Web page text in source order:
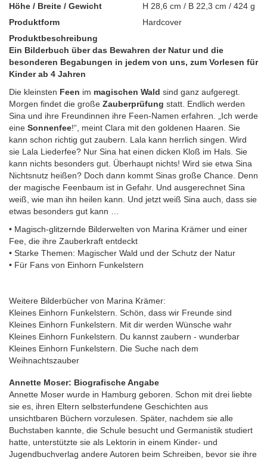
Höhe / Breite / Gewicht
H 28,6 cm / B 22,3 cm / 424 g
Produktform
Hardcover
Produktbeschreibung
Ein Bilderbuch über das Bewahren der Natur und die
besonderen Begabungen in jedem von uns, zum Vorlesen für
Kinder ab 4 Jahren
Die kleinsten Feen im magischen Wald sind ganz aufgeregt.
Morgen findet die große Zauberprüfung statt. Endlich werden
Sina und ihre Freundinnen ihre Feen-Namen erfahren. „Ich werde
eine Sonnenfee!“, meint Clara mit den goldenen Haaren. Sie
kann schon richtig gut zaubern. Lala kann herrlich singen. Wird
sie Lala Liederfee? Nur Sina hat einen dicken Kloß im Hals. Sie
kann nichts besonders gut. Überhaupt nichts! Wird sie etwa Sina
Nichtsnutz heißen? Doch dann kommt Sinas große Chance. Denn
der magische Feenbaum ist in Gefahr. Und ausgerechnet Sina
weiß, wie man ihn heilen kann. Und jetzt weiß Sina auch, dass sie
etwas besonders gut kann …
• Magisch-glitzernde Bilderwelten von Marina Krämer und einer
Fee, die ihre Zauberkraft entdeckt
• Starke Themen: Magischer Wald und der Schutz der Natur
• Für Fans von Einhorn Funkelstern
Weitere Bilderbücher von Marina Krämer:
Kleines Einhorn Funkelstern. Schön, dass wir Freunde sind
Kleines Einhorn Funkelstern. Mit dir werden Wünsche wahr
Kleines Einhorn Funkelstern. Du kannst zaubern - wunderbar
Kleines Einhorn Funkelstern. Die Suche nach dem
Weihnachtszauber
Annette Moser: Biografische Angabe
Annette Moser wurde in Hamburg geboren. Schon mit drei liebte
sie es, ihren Eltern selbsterfundene Geschichten aus
unsichtbaren Büchern vorzulesen. Später, nachdem sie alle
Buchstaben kannte, die Schule besucht und Germanistik studiert
hatte, unterstützte sie als Lektorin in einem Kinder- und
Jugendbuchverlag andere Autoren beim Schreiben, bevor sie ihre